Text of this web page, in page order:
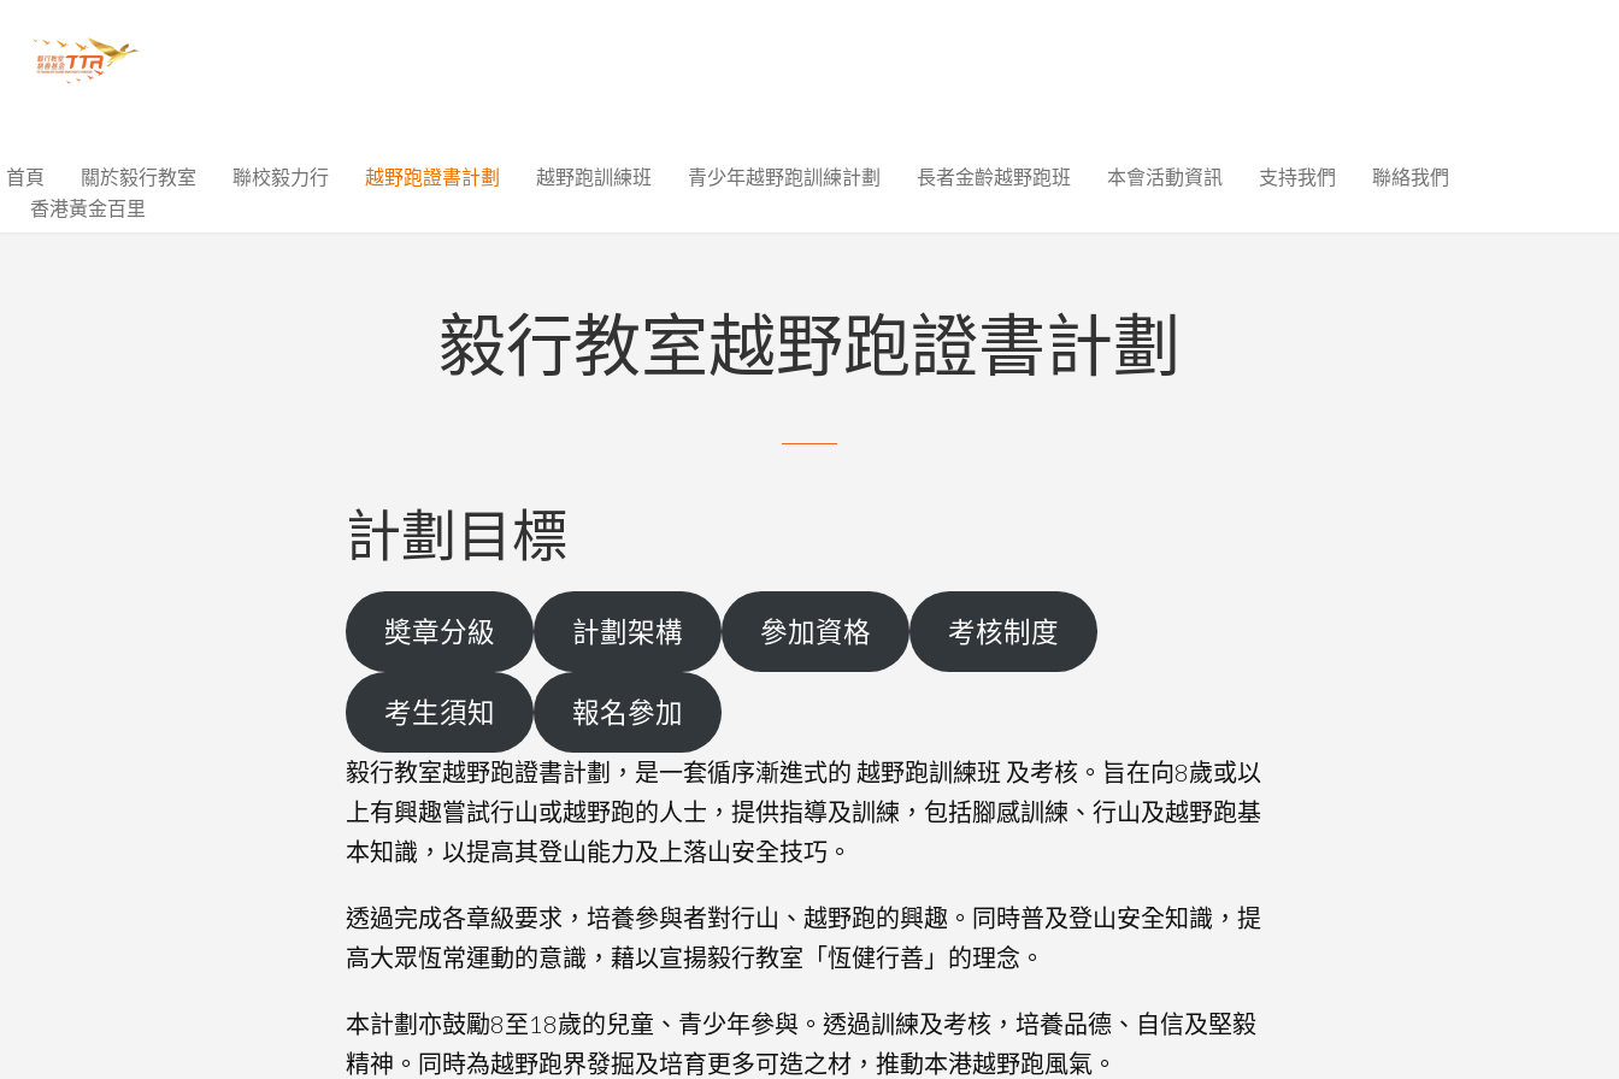
首頁 關於毅行教室 聯校毅力行 越野跑證書計劃 越野跑訓練班 青少年越野跑訓練計劃 長者金齡越野跑班 本會活動資訊 支持我們
聯絡我們
香港黃金百里
毅行教室越野跑證書計劃
計劃目標
奬章分級 計劃架構 參加資格 考核制度
考生須知 報名參加
毅行教室越野跑證書計劃，是一套循序漸進式的 越野跑訓練班 及考核。旨在向8歲或以
上有興趣嘗試行山或越野跑的人士，提供指導及訓練，包括腳感訓練、行山及越野跑基
本知識，以提高其登山能力及上落山安全技巧。
透過完成各章級要求，培養參與者對行山、越野跑的興趣。同時普及登山安全知識，提
高大眾恆常運動的意識，藉以宣揚毅行教室「恆健行善」的理念。
本計劃亦鼓勵8至18歲的兒童、青少年參與。透過訓練及考核，培養品德、自信及堅毅
精神。同時為越野跑界發掘及培育更多可造之材，推動本港越野跑風氣。